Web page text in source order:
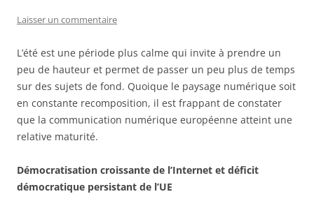
Laisser un commentaire
L’été est une période plus calme qui invite à prendre un
peu de hauteur et permet de passer un peu plus de temps
sur des sujets de fond. Quoique le paysage numérique soit
en constante recomposition, il est frappant de constater
que la communication numérique européenne atteint une
relative maturité.
Démocratisation croissante de l’Internet et déficit
démocratique persistant de l’UE